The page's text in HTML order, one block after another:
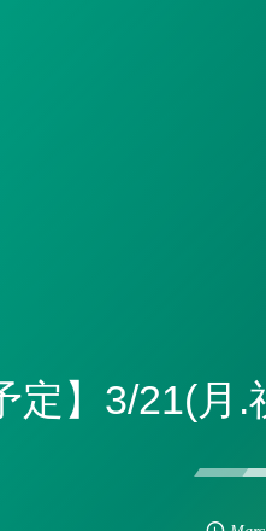
定】3/21(